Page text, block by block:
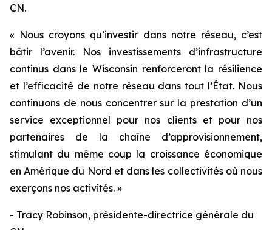
CN.
« Nous croyons qu’investir dans notre réseau, c’est
bâtir l’avenir. Nos investissements d’infrastructure
continus dans le Wisconsin renforceront la résilience
et l’efficacité de notre réseau dans tout l’État. Nous
continuons de nous concentrer sur la prestation d’un
service exceptionnel pour nos clients et pour nos
partenaires de la chaîne d’approvisionnement,
stimulant du même coup la croissance économique
en Amérique du Nord et dans les collectivités où nous
exerçons nos activités. »
- Tracy Robinson, présidente-directrice générale du